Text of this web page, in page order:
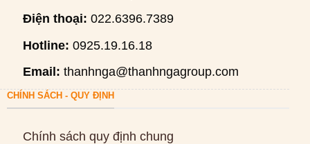
Điện thoại: 022.6396.7389
Hotline: 0925.19.16.18
Email: thanhnga@thanhngagroup.com
CHÍNH SÁCH - QUY ĐỊNH
Chính sách quy định chung